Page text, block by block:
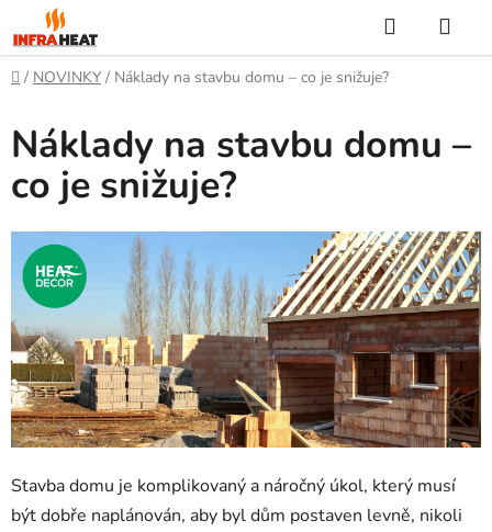
na
obsah
Hledat
Domů
/ NOVINKY / Náklady na stavbu domu – co je snižuje?
Náklady na stavbu domu –
co je snižuje?
Stavba domu je komplikovaný a náročný úkol, který musí
být dobře naplánován, aby byl dům postaven levně, nikoli